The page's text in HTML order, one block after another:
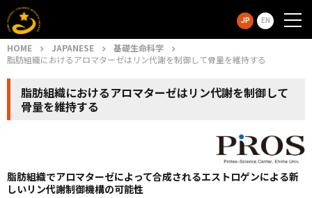
JP EN
HOME JAPANESE
基礎生命科学
脂肪組織におけるアロマターゼはリン代謝を制御して骨量を維持する
脂肪組織におけるアロマターゼはリン代謝を制御して
骨量を維持する
脂肪組織でアロマターゼによって合成されるエストロゲンによる新
しいリン代謝制御機構の可能性